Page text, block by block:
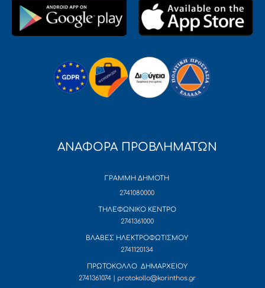
ΑΝΑΦΟΡΑ ΠΡΟΒΛΗΜΑΤΩΝ
ΓΡΑΜΜΗ ΔΗΜΟΤΗ
2741080000
ΤΗΛΕΦΩΝΙΚΟ ΚΕΝΤΡΟ
2741361000
ΒΛΑΒΕΣ ΗΛΕΚΤΡΟΦΩΤΙΣΜΟΥ
2741120134
ΠΡΩΤΟΚΟΛΛΟ ΔΗΜΑΡΧΕΙΟΥ
2741361074 | protokollo@korinthos.gr